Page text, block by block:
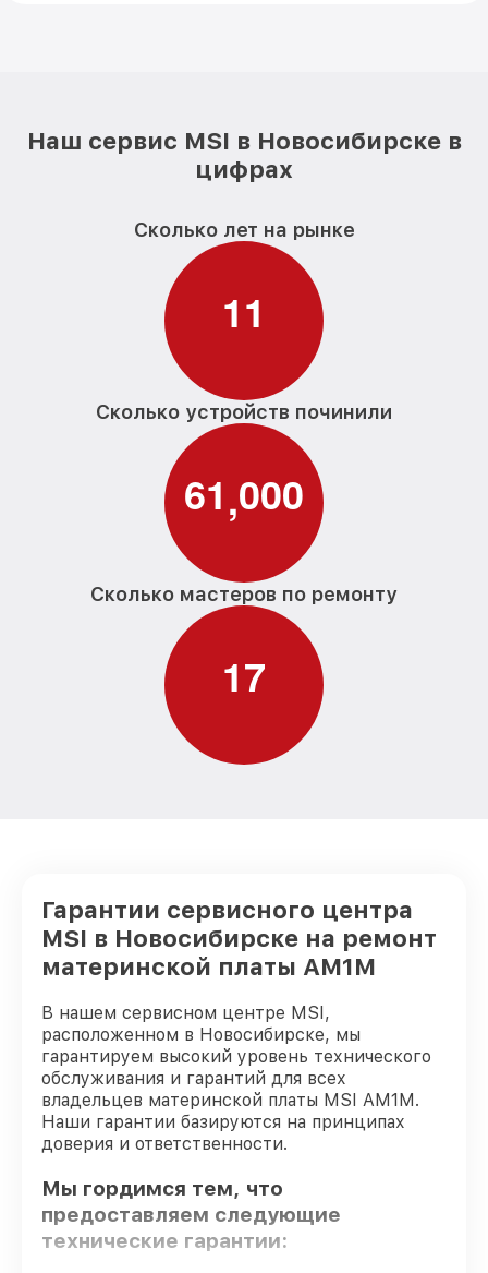
Наш сервис MSI в Новосибирске в
цифрах
Сколько лет на рынке
11
Сколько устройств починили
61,000
Сколько мастеров по ремонту
17
Гарантии сервисного центра
MSI в Новосибирске на ремонт
материнской платы AM1M
В нашем сервисном центре MSI,
расположенном в Новосибирске, мы
гарантируем высокий уровень технического
обслуживания и гарантий для всех
владельцев материнской платы MSI AM1M.
Наши гарантии базируются на принципах
доверия и ответственности.
Мы гордимся тем, что
предоставляем следующие
технические гарантии: